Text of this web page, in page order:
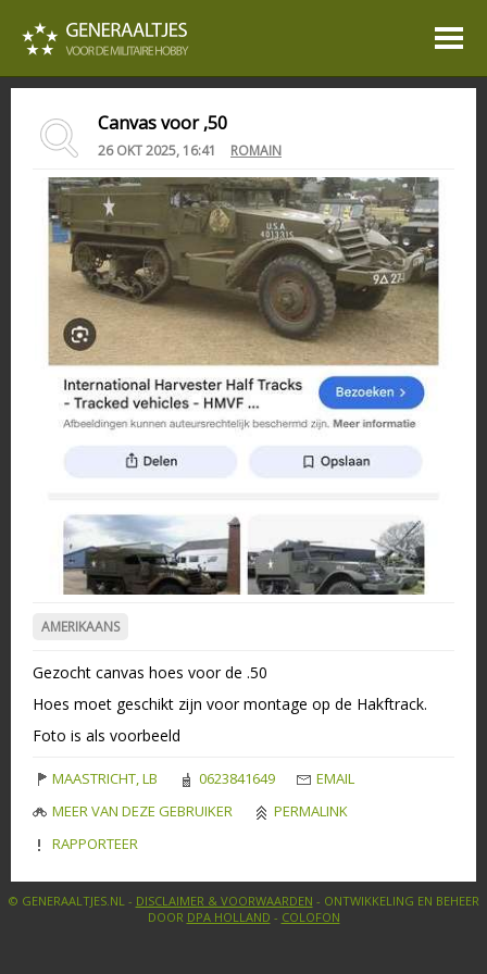
Canvas voor ,50
26 OKT 2025, 16:41 ROMAIN
AMERIKAANS
Gezocht canvas hoes voor de .50
Hoes moet geschikt zijn voor montage op de Hakftrack.
Foto is als voorbeeld
MAASTRICHT, LB 0623841649
EMAIL
MEER VAN DEZE GEBRUIKER
PERMALINK
RAPPORTEER
© GENERAALTJES.NL - DISCLAIMER & VOORWAARDEN - ONTWIKKELING EN BEHEER
DOOR DPA HOLLAND - COLOFON